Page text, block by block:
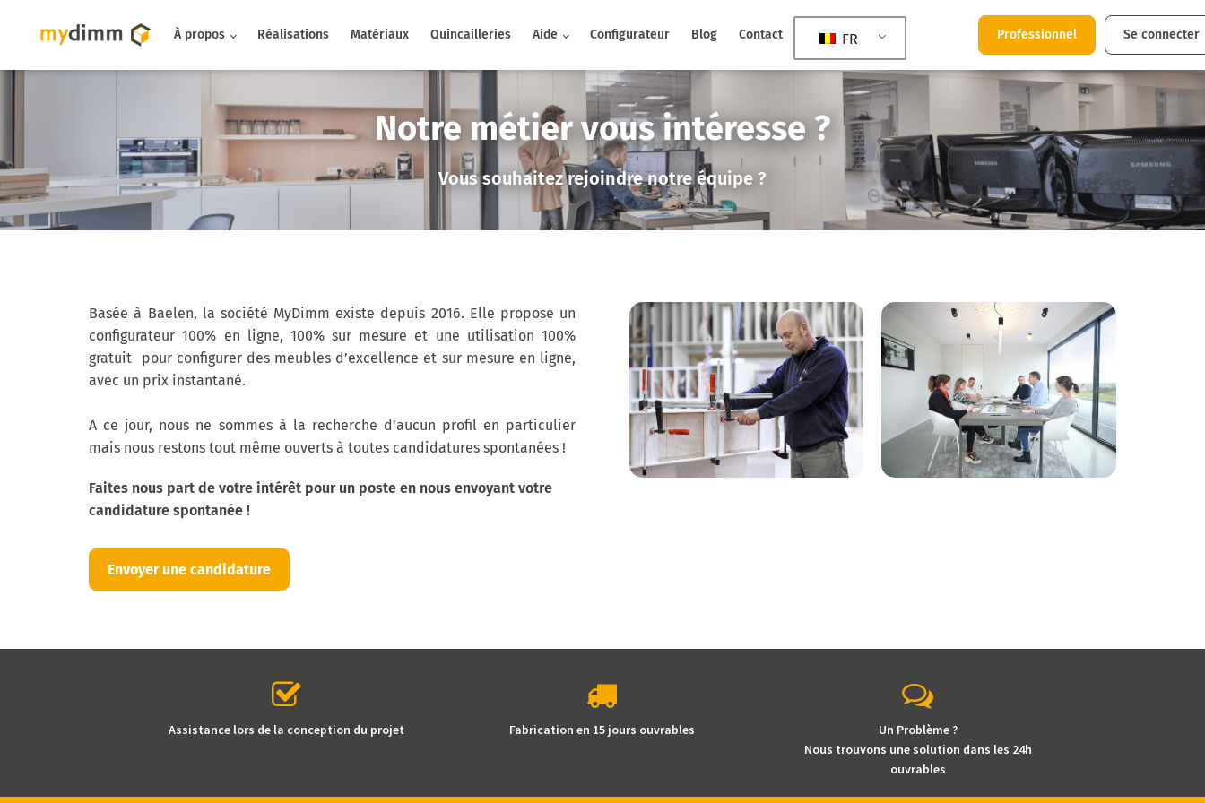
À propos Réalisations Matériaux Quincailleries Aide Configurateur Blog Contact FR Professionnel Se connecter
Notre métier vous intéresse ?
Vous souhaitez rejoindre notre équipe ?
Basée à Baelen, la société MyDimm existe depuis 2016. Elle propose un
configurateur 100% en ligne, 100% sur mesure et une utilisation 100%
gratuit pour configurer des meubles d’excellence et sur mesure en ligne,
avec un prix instantané.
A ce jour, nous ne sommes à la recherche d'aucun profil en particulier
mais nous restons tout même ouverts à toutes candidatures spontanées !
Faites nous part de votre intérêt pour un poste en nous envoyant votre
candidature spontanée !
Envoyer une candidature
Assistance lors de la conception du projet Fabrication en 15 jours ouvrables
Un Problème ?
Nous trouvons une solution dans les 24h
ouvrables